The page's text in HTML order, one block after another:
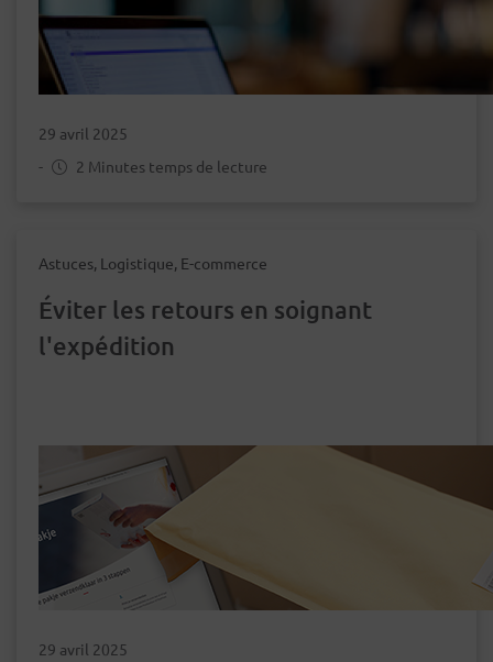
29 avril 2025
-
2 Minutes temps de lecture
Astuces, Logistique, E-commerce
Éviter les retours en soignant
l'expédition
29 avril 2025